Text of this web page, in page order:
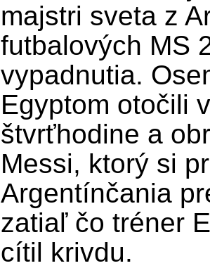
majstri sveta z
futbalových MS
vypadnutia.
Egyptom otočili
štvrťhodine a
Messi, ktorý si
Argentínčania
zatiaľ čo tréner
cítil krivdu.